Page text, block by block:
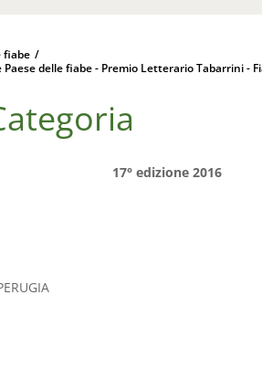
fiabe /
delle fiabe - Premio Letterario Tabarrini -
17° edizione 2016